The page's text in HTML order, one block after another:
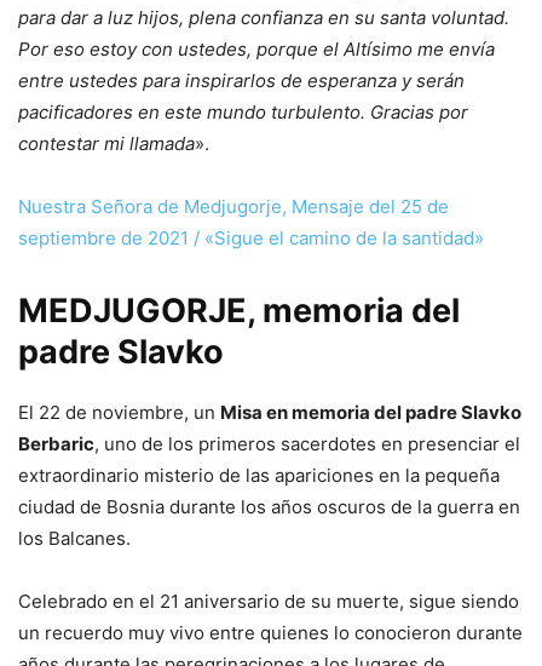
para dar a luz hijos, plena confianza en su santa voluntad.
Por eso estoy con ustedes, porque el Altísimo me envía
entre ustedes para inspirarlos de esperanza y serán
pacificadores en este mundo turbulento. Gracias por
contestar mi llamada».
Nuestra Señora de Medjugorje, Mensaje del 25 de
septiembre de 2021 / «Sigue el camino de la santidad»
MEDJUGORJE, memoria del
padre Slavko
El 22 de noviembre, un Misa en memoria del padre Slavko
Berbaric, uno de los primeros sacerdotes en presenciar el
extraordinario misterio de las apariciones en la pequeña
ciudad de Bosnia durante los años oscuros de la guerra en
los Balcanes.
Celebrado en el 21 aniversario de su muerte, sigue siendo
un recuerdo muy vivo entre quienes lo conocieron durante